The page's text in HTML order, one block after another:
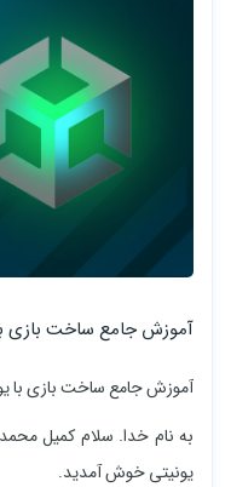
آموزش جامع ساخت بازی
آموزش جامع ساخت بازی با
به نام خدا. سلام کمیل
یونیتی خوش آمدید.